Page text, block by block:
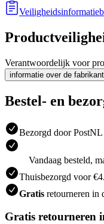
Verantwoordelijk voor
informatie over de fabrikant
Bestel- en
Bezorgd door PostNL
Vandaag besteld,
Thuisbezorgd voor
Gratis retourneren in
Gratis retourneren